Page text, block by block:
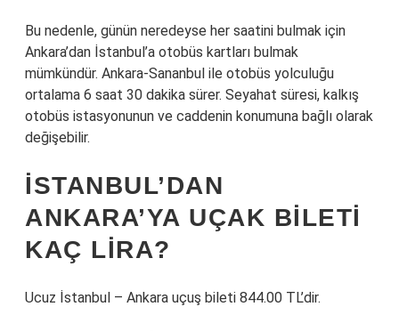
Bu nedenle, günün neredeyse her saatini bulmak için
Ankara’dan İstanbul’a otobüs kartları bulmak
mümkündür. Ankara-Sananbul ile otobüs yolculuğu
ortalama 6 saat 30 dakika sürer. Seyahat süresi, kalkış
otobüs istasyonunun ve caddenin konumuna bağlı olarak
değişebilir.
İSTANBUL’DAN
ANKARA’YA UÇAK BILETI
KAÇ LIRA?
Ucuz İstanbul – Ankara uçuş bileti 844.00 TL’dir.